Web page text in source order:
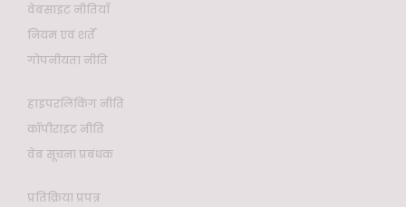
वेबसाइट नीतियाँ
नियम एवं शर्तें
गोपनीयता नीति
हाइपरलिंकिंग नीति
कॉपीराइट नीति
वेब सूचना प्रबंधक
प्रतिक्रिया प्रपत्र